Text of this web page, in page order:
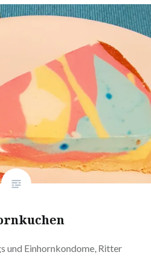
und Einhornkondome, Ritter